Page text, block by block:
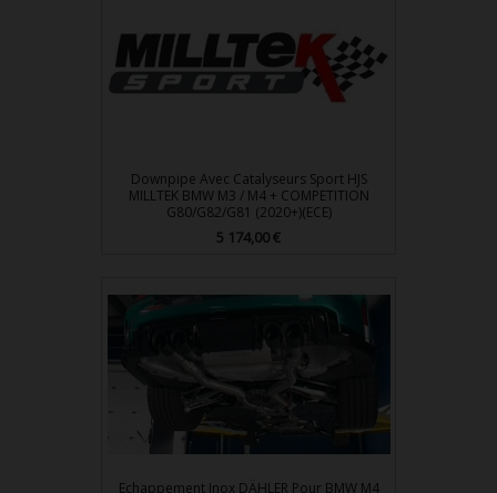
Downpipe Avec Catalyseurs Sport HJS
MILLTEK BMW M3 / M4 + COMPETITION
G80/G82/G81 (2020+)(ECE)
Prix
5 174,00 €
Echappement Inox DÄHLER Pour BMW M4